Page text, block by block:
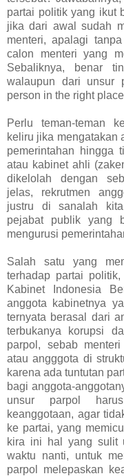
partai politik yang ikut
jika dari awal sudah
menteri, apalagi
calon menteri yang
Sebaliknya, benar
walaupun dari unsur
person in the right
Perlu teman-teman
keliru jika mengatakan
pemerintahan hingga
atau kabinet ahli
dikelolah dengan
jelas, rekrutmen
justru di sanalah
pejabat publik yang
mengurusi
Salah satu yang
terhadap partai
Kabinet Indonesia
anggota kabinetnya
ternyata berasal dari
terbukanya korupsi
parpol, sebab
atau angggota di
karena ada tuntutan
bagi anggota-
unsur parpol
keanggotaan, agar
ke partai, yang
kira ini hal yang sulit
waktu nanti, untuk
parpol melepaskan